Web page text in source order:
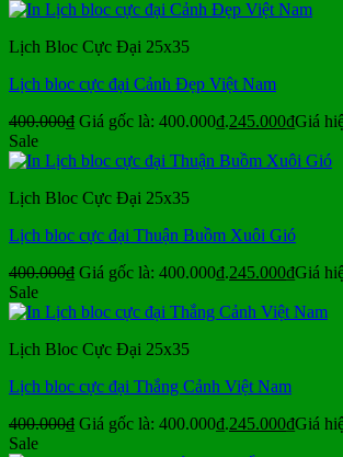
Lịch Bloc Cực Đại 25x35
Lịch bloc cực đại Cảnh Đẹp Việt Nam
400.000₫ Giá gốc là: 400.000₫.245.000₫Giá
Sale
Lịch Bloc Cực Đại 25x35
Lịch bloc cực đại Thuận Buồm Xuôi Gió
400.000₫ Giá gốc là: 400.000₫.245.000₫Giá
Sale
Lịch Bloc Cực Đại 25x35
Lịch bloc cực đại Thắng Cảnh Việt Nam
400.000₫ Giá gốc là: 400.000₫.245.000₫Giá
Sale